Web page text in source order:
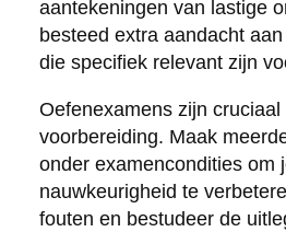
aantekeningen van lastige
besteed extra aandacht
die specifiek relevant zijn
Oefenexamens zijn cruciaal
voorbereiding. Maak
onder examencondities om
nauwkeurigheid te
fouten en bestudeer de